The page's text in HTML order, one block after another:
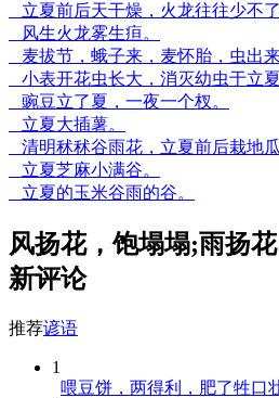
立夏前后天干燥，火龙往往少不
风生火龙雾生疸。
麦拔节，蛾子来，麦怀胎，虫出来
小表开花虫长大，消灭幼虫于立夏
豌豆立了夏，一夜一个杈。
立夏大插薯。
清明秫秫谷雨花，立夏前后栽地瓜
立夏芝麻小满谷。
立夏的玉米谷雨的谷。
风扬花，饱塌塌;雨扬
新评论
推荐谚语
1
喂豆饼，两得利，肥了牲口